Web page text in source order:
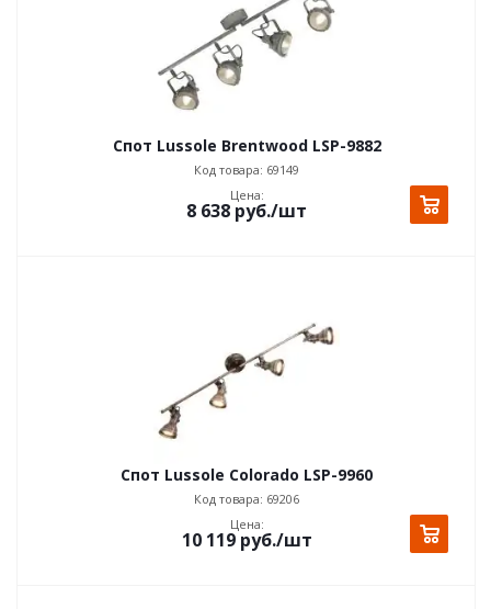
Спот Lussole Brentwood LSP-9882
Код товара: 69149
Цена:
8 638 руб./шт
Спот Lussole Colorado LSP-9960
Код товара: 69206
Цена:
10 119руб./шт